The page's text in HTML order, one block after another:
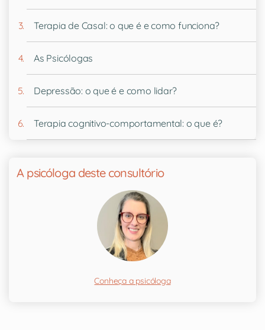
Terapia de Casal: o que é e como funciona?
As Psicólogas
Depressão: o que é e como lidar?
Terapia cognitivo-comportamental: o que é?
A psicóloga deste consultório
Conheça a psicóloga